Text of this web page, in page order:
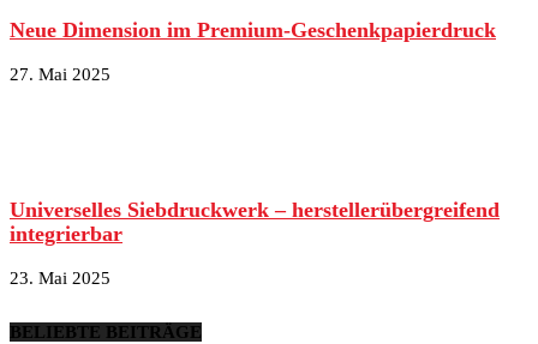
Neue Dimension im Premium-Geschenkpapierdruck
27. Mai 2025
Universelles Siebdruckwerk – herstellerübergreifend
integrierbar
23. Mai 2025
BELIEBTE BEITRÄGE